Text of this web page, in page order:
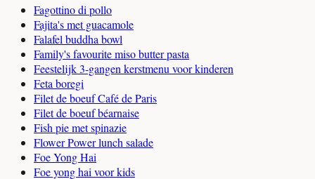
Fagottino di pollo
Fajita's met guacamole
Falafel buddha bowl
Family's favourite miso butter pasta
Feestelijk 3-gangen kerstmenu voor kinderen
Feta boregi
Filet de boeuf Café de Paris
Filet de boeuf béarnaise
Fish pie met spinazie
Flower Power lunch salade
Foe Yong Hai
Foe yong hai voor kids